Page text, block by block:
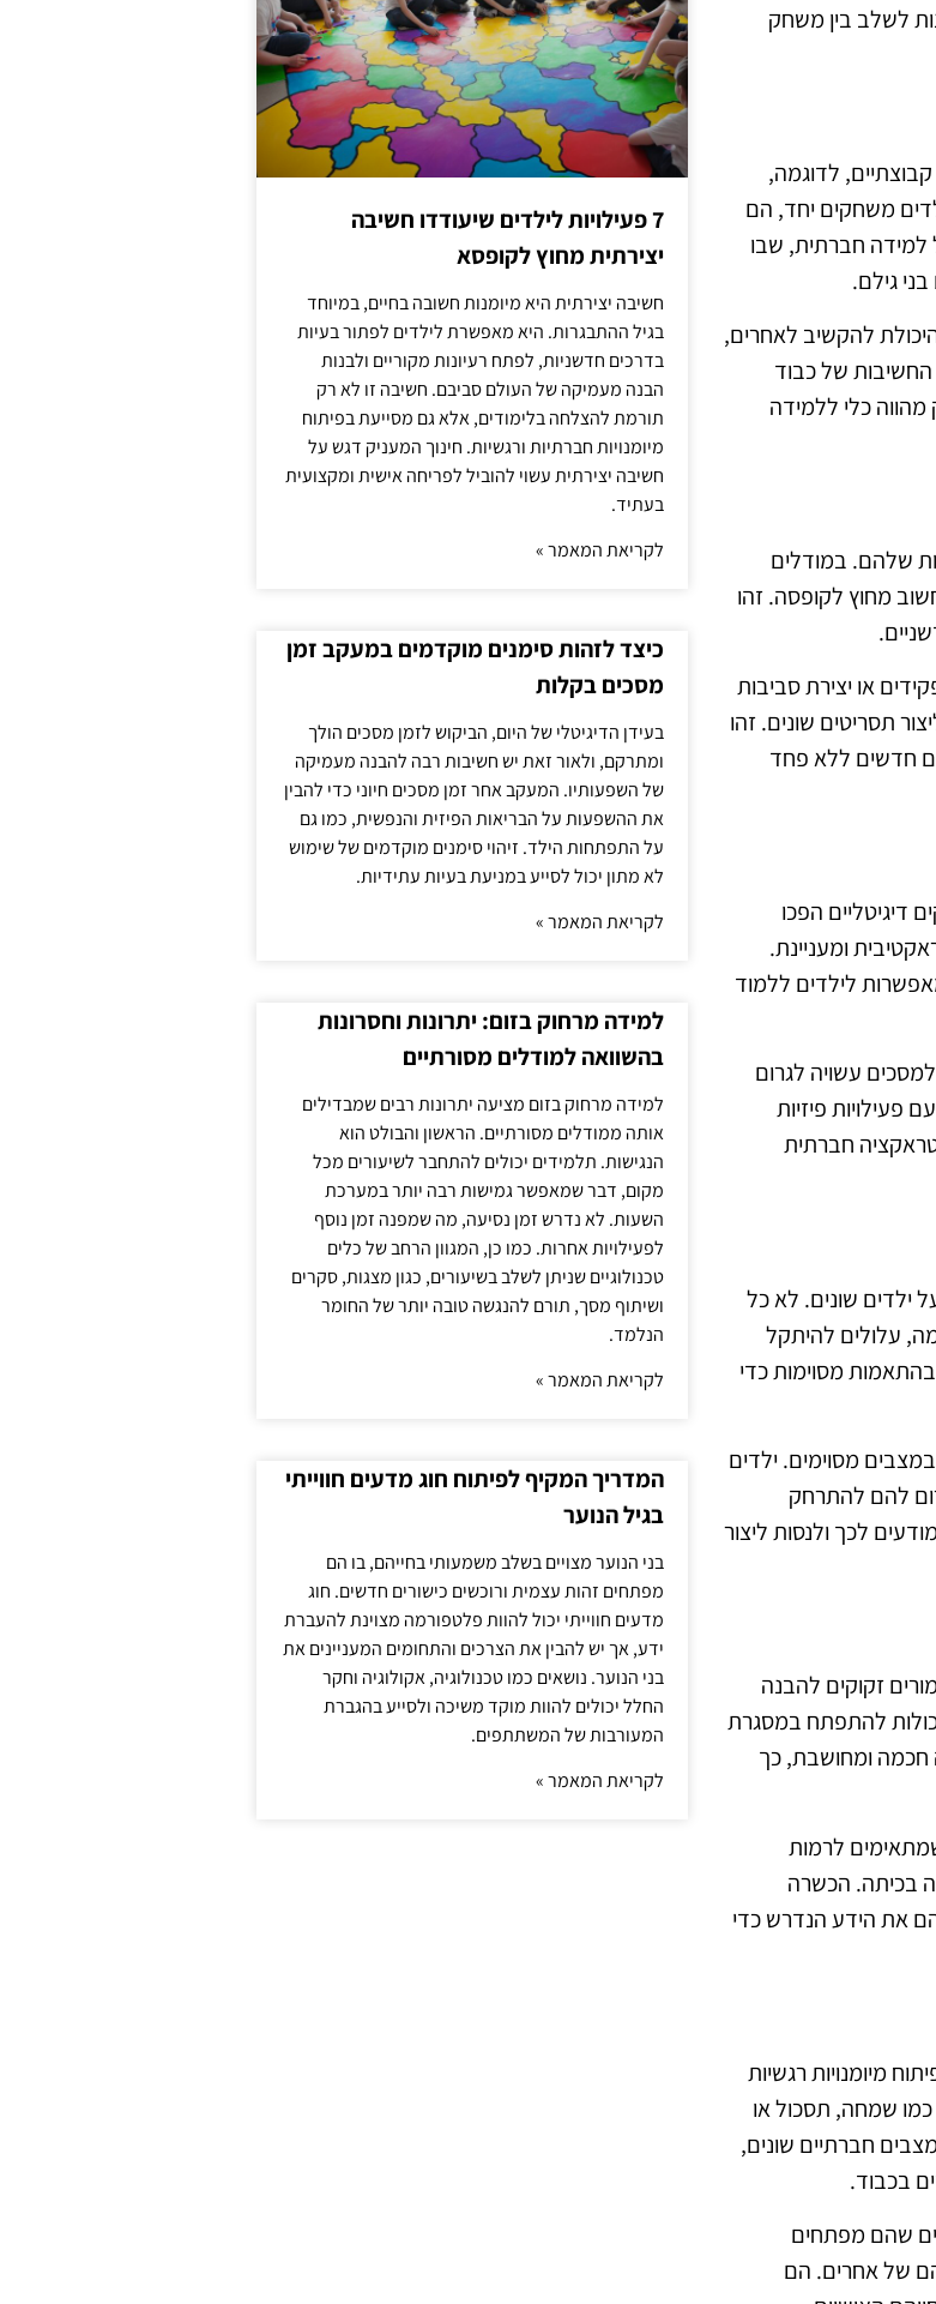
לשלב בין משחק
לדוגמה,
משחקים יחד, הם
למידה חברתית, שבו
גילם.
להקשיב לאחרים,
של כבוד
כלי ללמידה
שלהם. במודלים
מחוץ לקופסה. זהו
או יצירת סביבות
תסריטים שונים. זהו
חדשים ללא פחד
הפכו
ומעניינת.
לילדים ללמוד
עשויה לגרום
פיזיות
חברתית
ילדים שונים. לא כל
עלולים להיתקל
מסוימות כדי
מסוימים. ילדים
להם להתרחק
לכך ולנסות ליצור
זקוקים להבנה
להתפתח במסגרת
חכמה ומחושבת, כך
לרמות
בכיתה. הכשרה
את הידע הנדרש כדי
מיומנויות רגשיות
כמו שמחה, תסכול או
חברתיים שונים,
בכבוד.
שהם מפתחים
של אחרים. הם
7 פעילויות לילדים שיעודדו חשיבה
יצירתית מחוץ לקופסא
חשיבה יצירתית היא מיומנות חשובה בחיים, במיוחד
בגיל ההתבגרות. היא מאפשרת לילדים לפתור בעיות
בדרכים חדשניות, לפתח רעיונות מקוריים ולבנות
הבנה מעמיקה של העולם סביבם. חשיבה זו לא רק
תורמת להצלחה בלימודים, אלא גם מסייעת בפיתוח
מיומנויות חברתיות ורגשיות. חינוך המעניק דגש על
חשיבה יצירתית עשוי להוביל לפריחה אישית ומקצועית
בעתיד.
לקריאת המאמר »
כיצד לזהות סימנים מוקדמים במעקב זמן
מסכים בקלות
בעידן הדיגיטלי של היום, הביקוש לזמן מסכים הולך
ומתרקם, ולאור זאת יש חשיבות רבה להבנה מעמיקה
של השפעותיו. המעקב אחר זמן מסכים חיוני כדי להבין
את ההשפעות על הבריאות הפיזית והנפשית, כמו גם
על התפתחות הילד. זיהוי סימנים מוקדמים של שימוש
לא מתון יכול לסייע במניעת בעיות עתידיות.
לקריאת המאמר »
למידה מרחוק בזום: יתרונות וחסרונות
בהשוואה למודלים מסורתיים
למידה מרחוק בזום מציעה יתרונות רבים שמבדילים
אותה ממודלים מסורתיים. הראשון והבולט הוא
הנגישות. תלמידים יכולים להתחבר לשיעורים מכל
מקום, דבר שמאפשר גמישות רבה יותר במערכת
השעות. לא נדרש זמן נסיעה, מה שמפנה זמן נוסף
לפעילויות אחרות. כמו כן, המגוון הרחב של כלים
טכנולוגיים שניתן לשלב בשיעורים, כגון מצגות, סקרים
ושיתוף מסך, תורם להנגשה טובה יותר של החומר
הנלמד.
לקריאת המאמר »
המדריך המקיף לפיתוח חוג מדעים חווייתי
בגיל הנוער
בני הנוער מצויים בשלב משמעותי בחייהם, בו הם
מפתחים זהות עצמית ורוכשים כישורים חדשים. חוג
מדעים חווייתי יכול להוות פלטפורמה מצוינת להעברת
ידע, אך יש להבין את הצרכים והתחומים המעניינים את
בני הנוער. נושאים כמו טכנולוגיה, אקולוגיה וחקר
החלל יכולים להוות מוקד משיכה ולסייע בהגברת
המעורבות של המשתתפים.
לקריאת המאמר »